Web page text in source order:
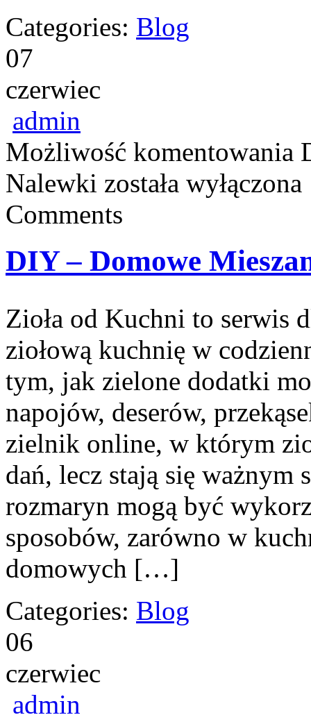
Categories: Blog
07
czerwiec
admin
Możliwość komentowania
Nalewki została wyłączona
Comments
DIY – Domowe
Zioła od Kuchni to serwis
ziołową kuchnię w
tym, jak zielone dodatki
napojów, deserów,
zielnik online, w którym
dań, lecz stają się ważnym
rozmaryn mogą być
sposobów, zarówno w
domowych […]
Categories: Blog
06
czerwiec
admin